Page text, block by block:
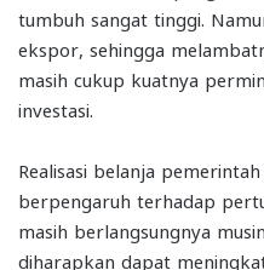
tumbuh sangat tinggi.
ekspor, sehingga
masih cukup kuatnya
investasi.
Realisasi belanja
berpengaruh terhadap
masih berlangsungnya
diharapkan dapat